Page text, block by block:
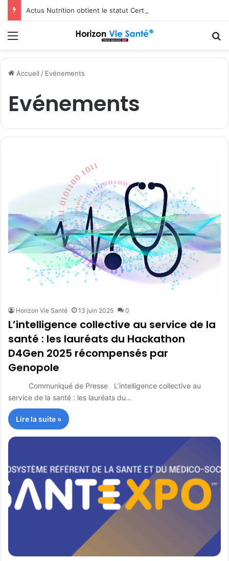
Actus Nutrition obtient le statut Certified B Corporation™
Menu
Accueil / Evénements
Evénements
Horizon Vie Santé 13 juin 2025 0
L’intelligence collective au service de la
santé : les lauréats du Hackathon
D4Gen 2025 récompensés par
Genopole
Communiqué de Presse L’intelligence collective au
service de la santé : les lauréats du…
Lire la suite »